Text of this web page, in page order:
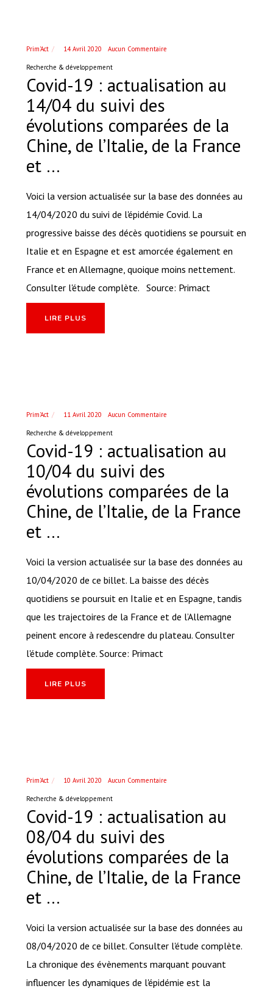
Prim'Act 14 Avril 2020 Aucun Commentaire
Recherche & développement
Covid-19 : actualisation au
14/04 du suivi des
évolutions comparées de la
Chine, de l’Italie, de la France
et …
Voici la version actualisée sur la base des données au
14/04/2020 du suivi de l'épidémie Covid. La
progressive baisse des décès quotidiens se poursuit en
Italie et en Espagne et est amorcée également en
France et en Allemagne, quoique moins nettement.
Consulter l'étude complète. Source: Primact
LIRE PLUS
Prim'Act 11 Avril 2020 Aucun Commentaire
Recherche & développement
Covid-19 : actualisation au
10/04 du suivi des
évolutions comparées de la
Chine, de l’Italie, de la France
et …
Voici la version actualisée sur la base des données au
10/04/2020 de ce billet. La baisse des décès
quotidiens se poursuit en Italie et en Espagne, tandis
que les trajectoires de la France et de l’Allemagne
peinent encore à redescendre du plateau. Consulter
l'étude complète. Source: Primact
LIRE PLUS
Prim'Act 10 Avril 2020 Aucun Commentaire
Recherche & développement
Covid-19 : actualisation au
08/04 du suivi des
évolutions comparées de la
Chine, de l’Italie, de la France
et …
Voici la version actualisée sur la base des données au
08/04/2020 de ce billet. Consulter l'étude complète.
La chronique des évènements marquant pouvant
influencer les dynamiques de l'épidémie est la